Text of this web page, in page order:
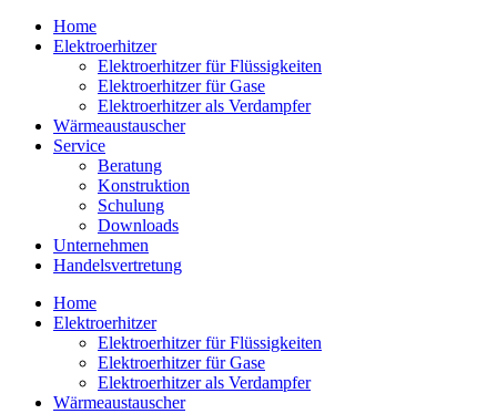
Home
Elektroerhitzer
Elektroerhitzer für Flüssigkeiten
Elektroerhitzer für Gase
Elektroerhitzer als Verdampfer
Wärmeaustauscher
Service
Beratung
Konstruktion
Schulung
Downloads
Unternehmen
Handelsvertretung
Home
Elektroerhitzer
Elektroerhitzer für Flüssigkeiten
Elektroerhitzer für Gase
Elektroerhitzer als Verdampfer
Wärmeaustauscher